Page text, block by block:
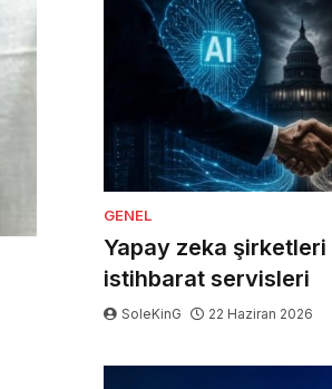
GENEL
Yapay zeka şirketleri
istihbarat servisleri
SoleKinG 22 Haziran 2026